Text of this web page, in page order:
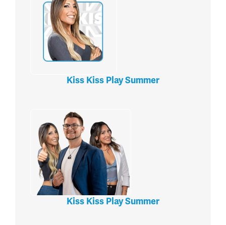
Kiss Kiss Play Summer
Kiss Kiss Play Summer